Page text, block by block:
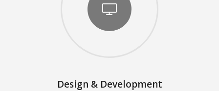
Design & Development